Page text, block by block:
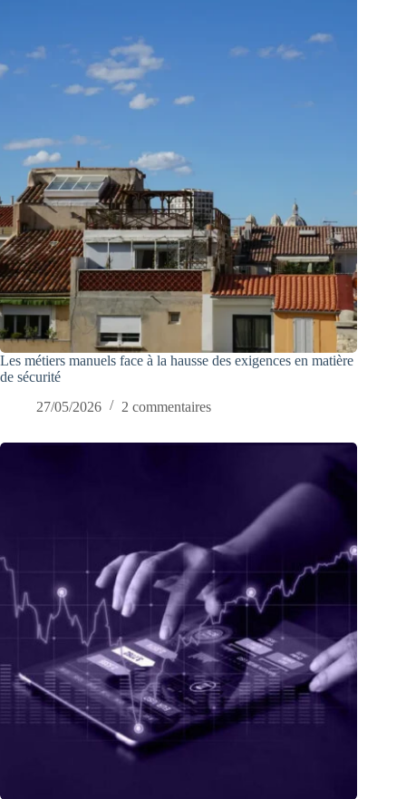
Les métiers manuels face à la hausse des exigences en matière
de sécurité
27/05/2026
2 commentaires